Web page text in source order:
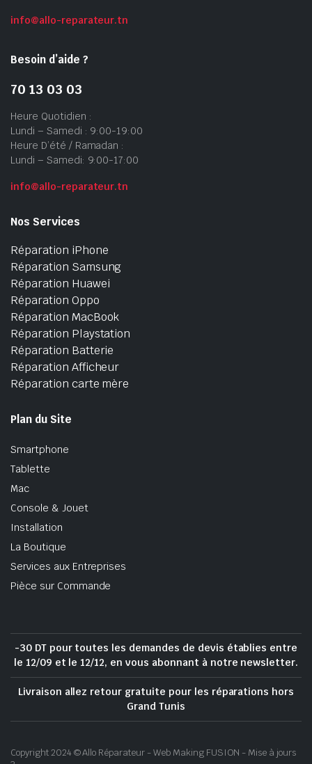
info@allo-reparateur.tn
Besoin d’aide ?
70 13 03 03
Heure Quotidien :
Lundi – Samedi : 9:00-19:00
Heure D’été / Ramadan :
Lundi – Samedi: 9:00-17:00
info@allo-reparateur.tn
Nos Services
Réparation iPhone
Réparation Samsung
Réparation Huawei
Réparation Oppo
Réparation MacBook
Réparation Playstation
Réparation Batterie
Réparation Afficheur
Réparation carte mère
Plan du Site
Smartphone
Tablette
Mac
Console & Jouet
Installation
La Boutique
Services aux Entreprises
Pièce sur Commande
-30 DT pour toutes les demandes de devis établies entre
le 12/09 et le 12/12, en vous abonnant à notre newsletter.
Livraison allez retour gratuite pour les réparations hors
Grand Tunis
Copyright 2024 © Allo Réparateur - Web Making FUSION - Mise à jours